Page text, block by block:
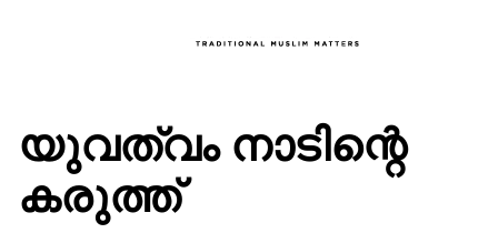
യുവത്വം നാടിന്റെ
കരുത്ത്